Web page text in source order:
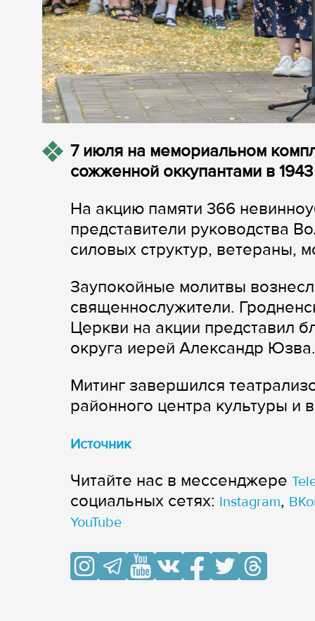
7 июля на мемориальном
сожженной оккупантами в
На акцию памяти 366
представители руководства
силовых структур, ветераны,
Заупокойные молитвы
священнослужители.
Церкви на акции представил
округа иерей Александр Юзва.
Митинг завершился
районного центра культуры и
Источник
Читайте нас в мессенджере
cоциальных сетях: Instagram,
YouTube